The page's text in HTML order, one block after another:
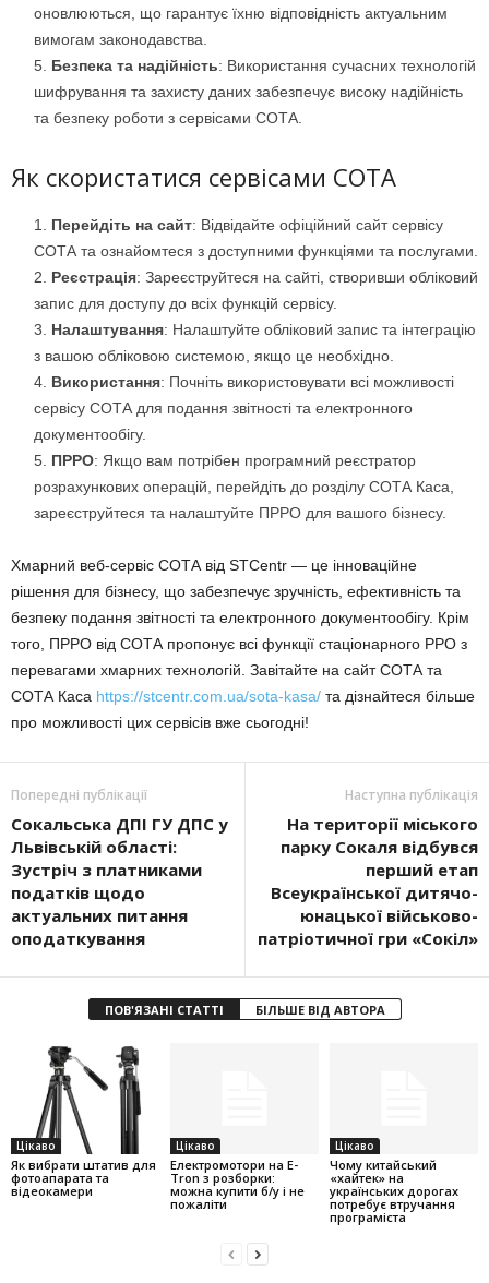
оновлюються, що гарантує їхню відповідність актуальним
вимогам законодавства.
Безпека та надійність: Використання сучасних технологій
шифрування та захисту даних забезпечує високу надійність
та безпеку роботи з сервісами СОТА.
Як скористатися сервісами СОТА
Перейдіть на сайт: Відвідайте офіційний сайт сервісу
СОТА та ознайомтеся з доступними функціями та послугами.
Реєстрація: Зареєструйтеся на сайті, створивши обліковий
запис для доступу до всіх функцій сервісу.
Налаштування: Налаштуйте обліковий запис та інтеграцію
з вашою обліковою системою, якщо це необхідно.
Використання: Почніть використовувати всі можливості
сервісу СОТА для подання звітності та електронного
документообігу.
ПРРО: Якщо вам потрібен програмний реєстратор
розрахункових операцій, перейдіть до розділу СОТА Каса,
зареєструйтеся та налаштуйте ПРРО для вашого бізнесу.
Хмарний веб-сервіс СОТА від STCentr — це інноваційне
рішення для бізнесу, що забезпечує зручність, ефективність та
безпеку подання звітності та електронного документообігу. Крім
того, ПРРО від СОТА пропонує всі функції стаціонарного РРО з
перевагами хмарних технологій. Завітайте на сайт СОТА та
СОТА Каса https://stcentr.com.ua/sota-kasa/ та дізнайтеся більше
про можливості цих сервісів вже сьогодні!
Попередні публікації
Сокальська ДПІ ГУ ДПС у
Львівській області:
Зустріч з платниками
податків щодо
актуальних питання
оподаткування
Наступна публікація
На території міського
парку Сокаля від­бувся
перший етап
Всеукраїнської ди­тячо-
юнацької військово-
патріотичної гри «Сокіл»
ПОВ'ЯЗАНІ СТАТТІ БІЛЬШЕ ВІД АВТОРА
Цікаво
Як вибрати штатив для
фотоапарата та
відеокамери
Цікаво
Електромотори на E-
Tron з розборки:
можна купити б/у і не
пожаліти
Цікаво
Чому китайський
«хайтек» на
українських дорогах
потребує втручання
програміста